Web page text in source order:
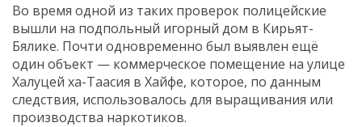
Во время одной из таких проверок полицейские
вышли на подпольный игорный дом в Кирьят-
Бялике. Почти одновременно был выявлен ещё
один объект — коммерческое помещение на улице
Халуцей ха-Таасия в Хайфе, которое, по данным
следствия, использовалось для выращивания или
производства наркотиков.